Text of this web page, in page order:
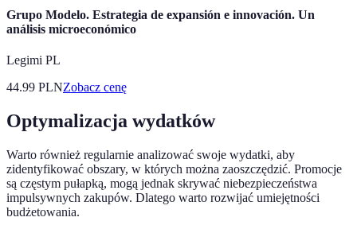
Grupo Modelo. Estrategia de expansión e innovación. Un
análisis microeconómico
Legimi PL
44.99 PLNZobacz cenę
Optymalizacja wydatków
Warto również regularnie analizować swoje wydatki, aby
zidentyfikować obszary, w których można zaoszczędzić. Promocje
są częstym pułapką, mogą jednak skrywać niebezpieczeństwa
impulsywnych zakupów. Dlatego warto rozwijać umiejętności
budżetowania.